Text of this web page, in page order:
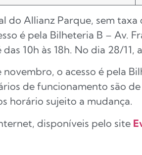
do Allianz Parque, sem
é pela Bilheteria B – Av.
10h às 18h. No dia 28/11,
o acesso é pela
de funcionamento são
horário sujeito a mudança.
disponíveis pelo site